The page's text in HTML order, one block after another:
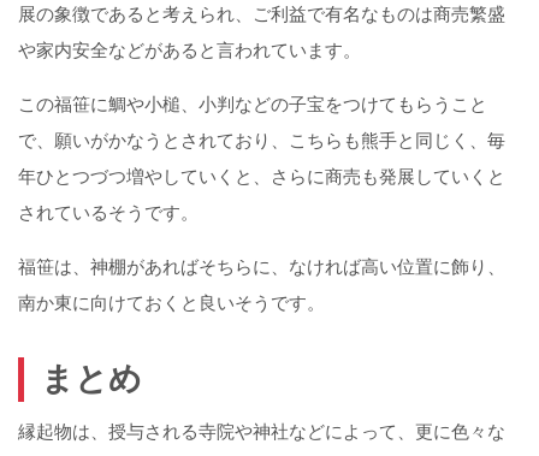
展の象徴であると考えられ、ご利益で有名なものは商売繁盛
や家内安全などがあると言われています。
この福笹に鯛や小槌、小判などの子宝をつけてもらうこと
で、願いがかなうとされており、こちらも熊手と同じく、毎
年ひとつづつ増やしていくと、さらに商売も発展していくと
されているそうです。
福笹は、神棚があればそちらに、なければ高い位置に飾り、
南か東に向けておくと良いそうです。
まとめ
縁起物は、授与される寺院や神社などによって、更に色々な